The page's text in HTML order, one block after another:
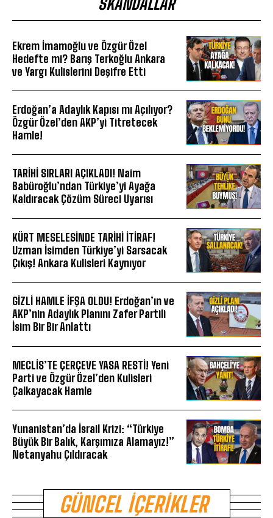
SKANDALLAR
Ekrem İmamoğlu ve Özgür Özel
Hedefte mi? Barış Terkoğlu Ankara
ve Yargı Kulislerini Deşifre Etti
Erdoğan’a Adaylık Kapısı mı Açılıyor?
Özgür Özel’den AKP’yi Titretecek
Hamle!
TARİHİ SIRLARI AÇIKLADI! Naim
Babüroğlu’ndan Türkiye’yi Ayağa
Kaldıracak Çözüm Süreci Uyarısı
KÜRT MESELESİNDE TARİHİ İTİRAF!
Uzman İsimden Türkiye’yi Sarsacak
Çıkış! Ankara Kulisleri Kaynıyor
GİZLİ HAMLE İFŞA OLDU! Erdoğan’ın ve
AKP’nin Adaylık Planını Zafer Partili
İsim Bir Bir Anlattı
MECLİS’TE ÇERÇEVE YASA RESTİ! Yeni
Parti ve Özgür Özel’den Kulisleri
Çalkayacak Hamle
Yunanistan’da İsrail Krizi: “Türkiye
Büyük Bir Balık, Karşımıza Alamayız!”
Netanyahu Çıldıracak
GÜNCEL İÇERIKLER